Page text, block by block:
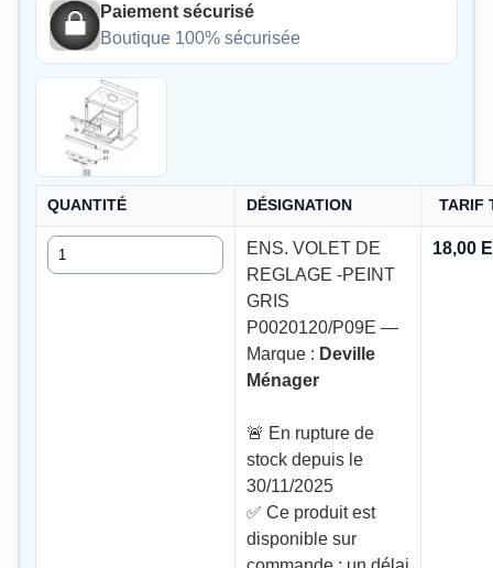
Paiement sécurisé
Boutique 100% sécurisée
QUANTITÉ DÉSIGNATION TARIF
Quantité
ENS. VOLET DE
REGLAGE -PEINT
GRIS
P0020120/P09E —
Marque : Deville
Ménager
🚨 En rupture de
stock depuis le
30/11/2025
✅ Ce produit est
disponible sur
18,00